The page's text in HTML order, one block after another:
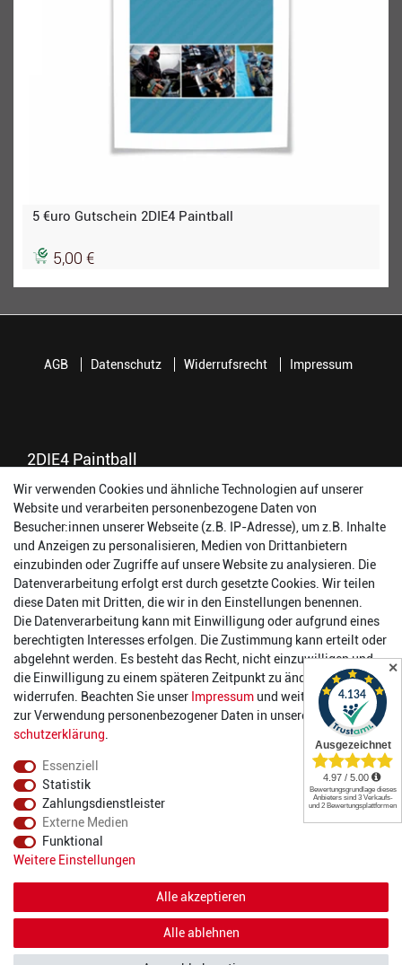
5 €uro Gutschein 2DIE4 Paintball
5,00 €
2DIE4 Paintball
56457 Westerburg
Reinhold-Ferger-Straße 26
order@2die4-sports.com
0 26 63/ 9 68 69 37
Öffnungszeiten
Montag:
14:00 - 17:00 Uhr
Dienstag:
14:00 - 17:00 Uhr
Mittwoch:
14:00 - 17:00 Uhr
Donnerstag:
14:00 - 17:00 Uhr
Freitag:
14:00 - 19:00 Uhr
Samstag:
10:00 - 17:00 Uhr
AGB Datenschutz Widerrufsrecht Impressum
Wir verwenden Cookies und ähnliche Technologien auf unserer
Website und verarbeiten personenbezogene Daten von
Besucher:innen unserer Webseite (z.B. IP-Adresse), um z.B. Inhalte
und Anzeigen zu personalisieren, Medien von Drittanbietern
einzubinden oder Zugriffe auf unsere Website zu analysieren. Die
Datenverarbeitung erfolgt erst durch gesetzte Cookies. Wir teilen
diese Daten mit Dritten, die wir in den Einstellungen benennen.
Die Datenverarbeitung kann mit Einwilligung oder aufgrund eines
berechtigten Interesses erfolgen. Die Zustimmung kann erteilt oder
abgelehnt werden. Es besteht das Recht, nicht einzuwilligen und
die Einwilligung zu einem späteren Zeitpunkt zu ändern oder zu
widerrufen. Beachten Sie unser Impressum und weitere Hinweise
zur Verwendung personenbezogener Daten in unserer
Daten­
schutz­erklärung
Essenziell
Statistik
Zahlungsdienstleister
Externe Medien
Funktional
Weitere Einstellungen
Alle akzeptieren
Alle ablehnen
✕